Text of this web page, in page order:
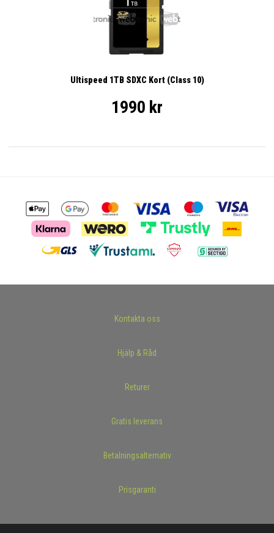
Ultispeed 1TB SDXC Kort (Class 10)
1990 kr
Kontakta oss
Hjälp & Råd
Returer
Gratis leverans
Betalningsalternativ
Prisgaranti